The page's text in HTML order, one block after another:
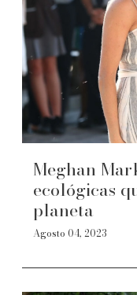
Meghan
ecológicas
planeta
Agosto 04, 2023